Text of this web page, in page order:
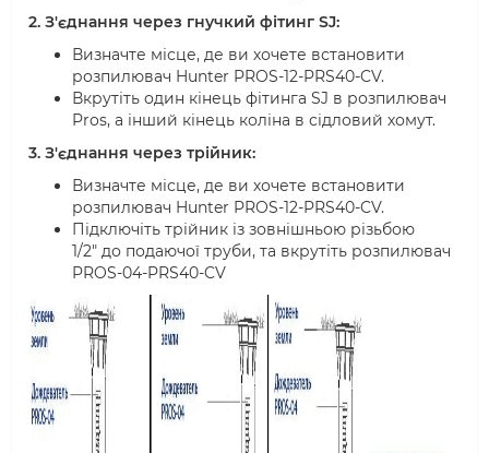
2. З'єднання через гнучкий фітинг SJ:
Визначте місце, де ви хочете встановити
розпилювач Hunter PROS-12-PRS40-CV.
Вкрутіть один кінець фітинга SJ в розпилювач
Pros, а інший кінець коліна в сідловий хомут.
3. З'єднання через трійник:
Визначте місце, де ви хочете встановити
розпилювач Hunter PROS-12-PRS40-CV.
Підключіть трійник із зовнішньою різьбою
1/2" до подаючої труби, та вкрутіть розпилювач
PROS-04-PRS40-CV